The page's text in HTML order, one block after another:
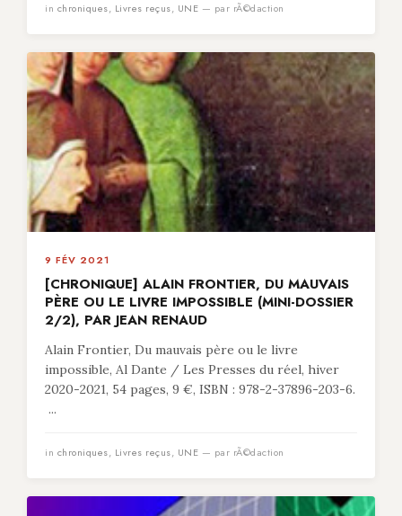
in chroniques, Livres reçus, UNE — par rÃ©daction
9 FÉV 2021
[CHRONIQUE] ALAIN FRONTIER, DU MAUVAIS
PÈRE OU LE LIVRE IMPOSSIBLE (MINI-DOSSIER
2/2), PAR JEAN RENAUD
Alain Frontier, Du mauvais père ou le livre
impossible, Al Dante / Les Presses du réel, hiver
2020-2021, 54 pages, 9 €, ISBN : 978-2-37896-203-6.
...
in chroniques, Livres reçus, UNE — par rÃ©daction